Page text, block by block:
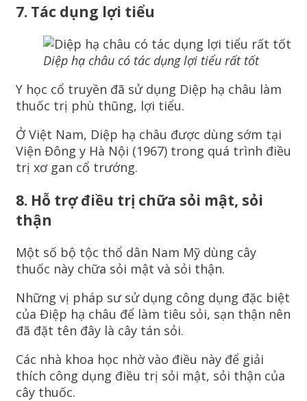
7. Tác dụng lợi tiểu
Diệp hạ châu có tác dụng lợi tiểu rất tốt
Y học cổ truyền đã sử dụng Diệp hạ châu làm
thuốc trị phù thũng, lợi tiểu.
Ở Việt Nam, Diệp hạ châu được dùng sớm tại
Viện Đông y Hà Nội (1967) trong quá trình điều
trị xơ gan cổ trướng.
8. Hỗ trợ điều trị chữa sỏi mật, sỏi
thận
Một số bộ tộc thổ dân Nam Mỹ dùng cây
thuốc này chữa sỏi mật và sỏi thận.
Những vị pháp sư sử dụng công dụng đặc biệt
của Điệp hạ châu để làm tiêu sỏi, sạn thận nên
đã đặt tên đây là cây tán sỏi.
Các nhà khoa học nhờ vào điều này để giải
thích công dụng điều trị sỏi mật, sỏi thận của
cây thuốc.